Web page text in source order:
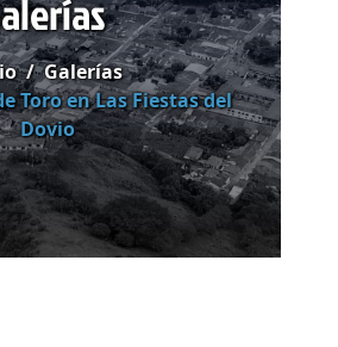
Galerías
Toro en Las Fiestas del
Dovio